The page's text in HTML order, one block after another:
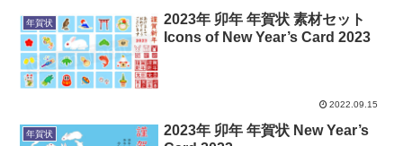
年賀状
2023年 卯年 年賀状 素材セット
Icons of New Year’s Card 2023
2022.09.15
年賀状
2023年 卯年 年賀状 New Year’s